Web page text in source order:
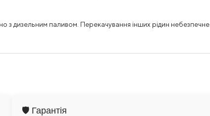
дизельним паливом. Перекачування інших рідин небезпечне.
🛡️ Гарантія